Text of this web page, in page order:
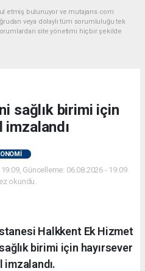
etmiş bulunuyor ve mutajans.com
veya dolaylı tüm sorumluluğu tek
site yönetimi hiçbir şekilde
sağlık birimi için
Güncelleme: 06.08.2026 - 19:09
okundu.
Halkkent Ek Hizmet
birimi için hayırsever